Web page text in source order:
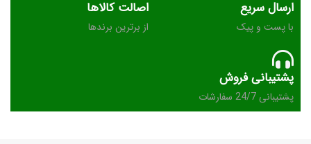
ارسال سریع
با پست و پیک
اصالت کالاها
از برترین برندها
پشتیبانی فروش
پشتیبانی 24/7 سفارشات